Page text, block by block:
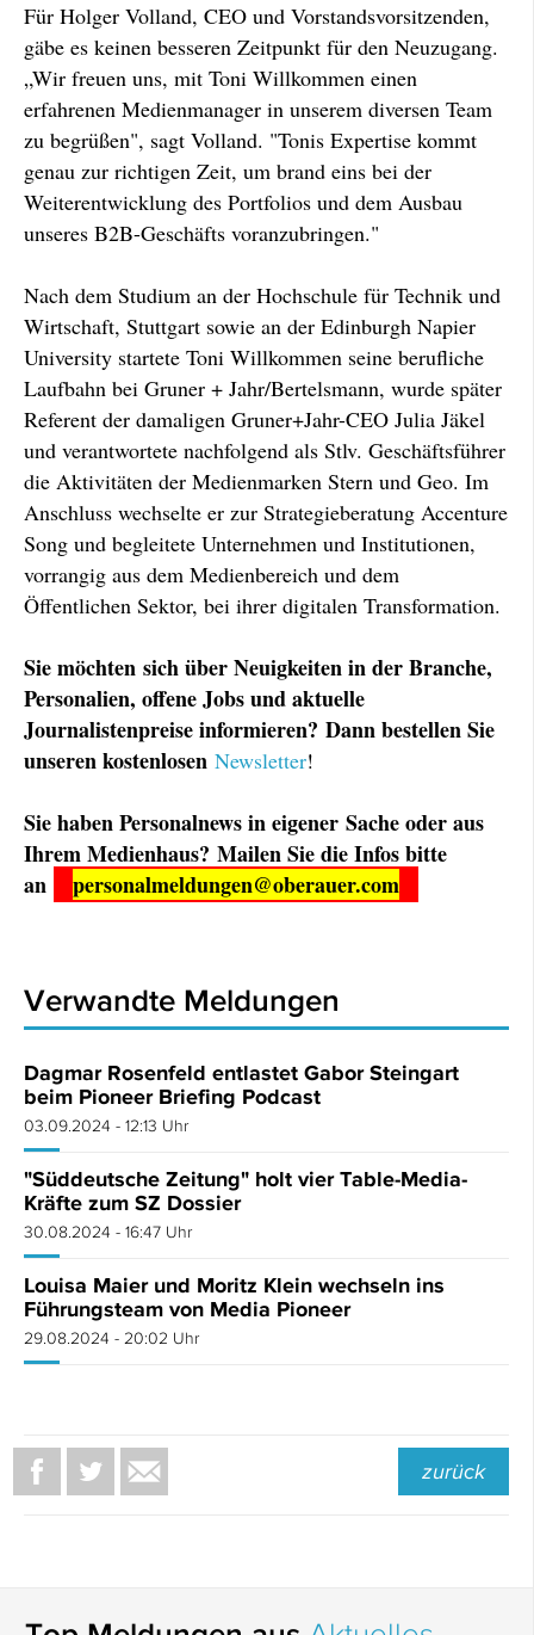
Für Holger Volland, CEO und Vorstandsvorsitzenden,
gäbe es keinen besseren Zeitpunkt für den Neuzugang.
„Wir freuen uns, mit Toni Willkommen einen
erfahrenen Medienmanager in unserem diversen Team
zu begrüßen", sagt Volland. "Tonis Expertise kommt
genau zur richtigen Zeit, um brand eins bei der
Weiterentwicklung des Portfolios und dem Ausbau
unseres B2B-Geschäfts voranzubringen."
Nach dem Studium an der Hochschule für Technik und
Wirtschaft, Stuttgart sowie an der Edinburgh Napier
University startete Toni Willkommen seine berufliche
Laufbahn bei Gruner + Jahr/Bertelsmann, wurde später
Referent der damaligen Gruner+Jahr-CEO Julia Jäkel
und verantwortete nachfolgend als Stlv. Geschäftsführer
die Aktivitäten der Medienmarken Stern und Geo. Im
Anschluss wechselte er zur Strategieberatung Accenture
Song und begleitete Unternehmen und Institutionen,
vorrangig aus dem Medienbereich und dem
Öffentlichen Sektor, bei ihrer digitalen Transformation.
Sie möchten sich über Neuigkeiten in der Branche,
Personalien, offene Jobs und aktuelle
Journalistenpreise informieren? Dann bestellen Sie
unseren kostenlosen Newsletter!
Sie haben Personalnews in eigener Sache oder aus
Ihrem Medienhaus? Mailen Sie die Infos bitte
an
personalmeldungen@oberauer.com
Verwandte Meldungen
Dagmar Rosenfeld entlastet Gabor Steingart
beim Pioneer Briefing Podcast
03.09.2024 - 12:13 Uhr
"Süddeutsche Zeitung" holt vier Table-Media-
Kräfte zum SZ Dossier
30.08.2024 - 16:47 Uhr
Louisa Maier und Moritz Klein wechseln ins
Führungsteam von Media Pioneer
29.08.2024 - 20:02 Uhr
zurück